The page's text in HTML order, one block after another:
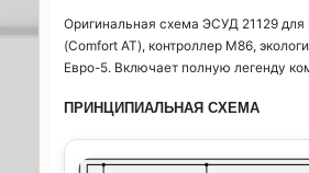
Оригинальная схема ЭСУД 21129
(Comfort AT), контроллер М86,
Евро-5. Включает полную легенду
ПРИНЦИПИАЛЬНАЯ СХЕМА